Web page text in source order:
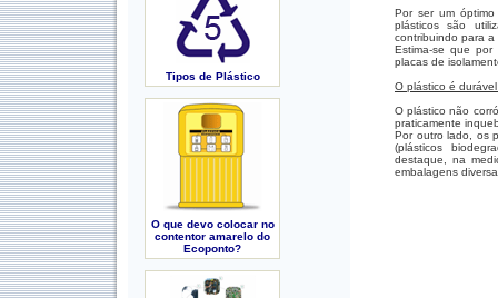
Tipos de Plástico
O que devo colocar no
contentor amarelo do
Ecoponto?
Por ser um óptimo
plásticos são
contribuindo para
Estima-se que
placas de
O plástico é
O plástico não
praticamente
Por outro lado, os
(plásticos
destaque, na
embalagens